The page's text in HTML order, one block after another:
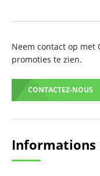
Neem contact op met
promoties te zien.
CONTACTEZ-NOUS
Informations